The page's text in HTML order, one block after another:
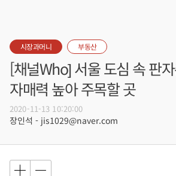
시장과머니 부동산
[채널Who] 서울 도심 속 판
자매력 높아 주목할 곳
2020-11-13 10:20:00
장인석 - jis1029@naver.com